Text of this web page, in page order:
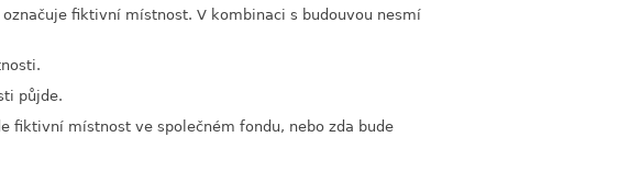
fiktivní místnost. V kombinaci s budouvou nesmí
půjde.
fiktivní místnost ve společném fondu, nebo zda bude